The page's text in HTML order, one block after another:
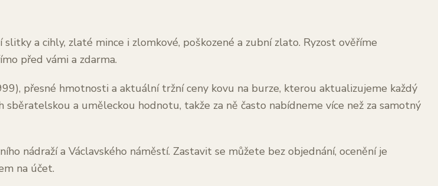
a cihly, zlaté mince i zlomkové, poškozené a zubní zlato. Ryzost ověříme
před vámi a zdarma.
přesné hmotnosti a aktuální tržní ceny kovu na burze, kterou aktualizujeme každý
a uměleckou hodnotu, takže za ně často nabídneme více než za samotný
nádraží a Václavského náměstí. Zastavit se můžete bez objednání, ocenění je
na účet.